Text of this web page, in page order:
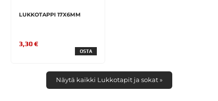
LUKKOTAPPI 17X6MM
3,30 €
OSTA
Näytä kaikki Lukkotapit ja sokat »